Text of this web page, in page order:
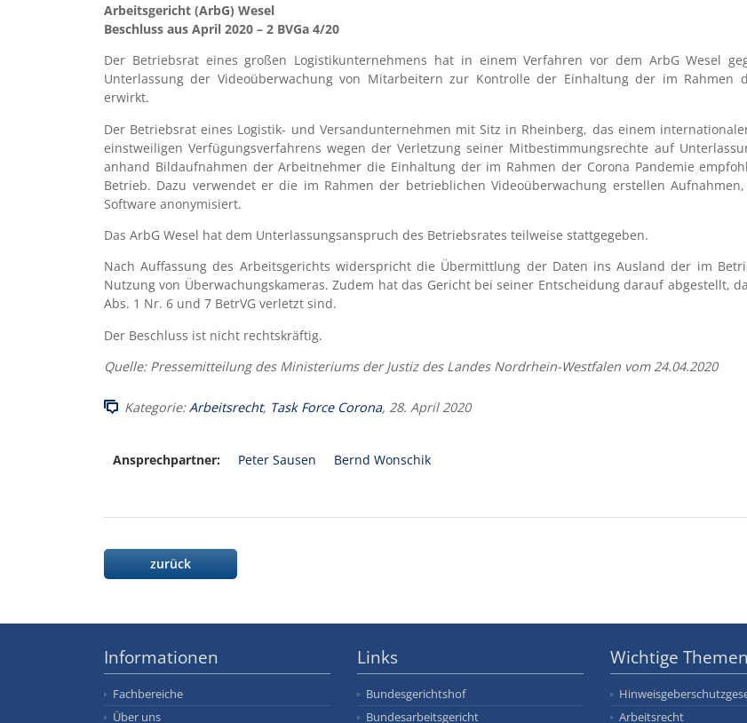
Arbeitsgericht (ArbG) Wesel
Beschluss aus April 2020 – 2 BVGa 4/20
Der Betriebsrat eines großen Logistikunternehmens hat in einem Verfahren vor dem ArbG Wesel
Unterlassung der Videoüberwachung von Mitarbeitern zur Kontrolle der Einhaltung der im Rahmen
erwirkt.
Der Betriebsrat eines Logistik- und Versandunternehmen mit Sitz in Rheinberg, das einem
einstweiligen Verfügungsverfahrens wegen der Verletzung seiner Mitbestimmungsrechte auf
anhand Bildaufnahmen der Arbeitnehmer die Einhaltung der im Rahmen der Corona Pandemie
Betrieb. Dazu verwendet er die im Rahmen der betrieblichen Videoüberwachung erstellen
Software anonymisiert.
Das ArbG Wesel hat dem Unterlassungsanspruch des Betriebsrates teilweise stattgegeben.
Nach Auffassung des Arbeitsgerichts widerspricht die Übermittlung der Daten ins Ausland der im
Nutzung von Überwachungskameras. Zudem hat das Gericht bei seiner Entscheidung darauf abgestellt,
Abs. 1 Nr. 6 und 7 BetrVG verletzt sind.
Der Beschluss ist nicht rechtskräftig.
Quelle: Pressemitteilung des Ministeriums der Justiz des Landes Nordrhein-Westfalen vom 24.04.2020
Kategorie:Arbeitsrecht, Task Force Corona, 28. April 2020
Ansprechpartner: Peter Sausen Bernd Wonschik
zurück
Informationen
Fachbereiche
Über uns
Links
Bundesgerichtshof
Bundesarbeitsgericht
Wichtige Themen
Arbeitsrecht